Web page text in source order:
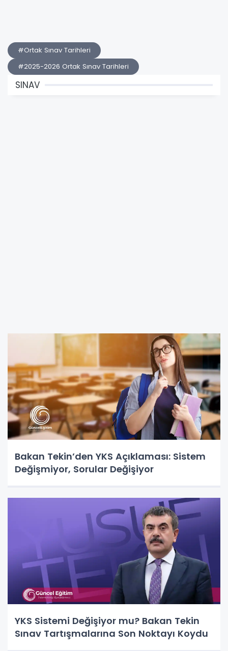
#Ortak Sınav Tarihleri
#2025-2026 Ortak Sınav Tarihleri
SINAV
Bakan Tekin’den YKS Açıklaması: Sistem
Değişmiyor, Sorular Değişiyor
YKS Sistemi Değişiyor mu? Bakan Tekin
Sınav Tartışmalarına Son Noktayı Koydu